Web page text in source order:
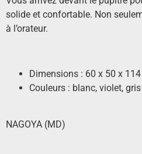
solide et confortable. Non
à l’orateur.
Dimensions : 60 x 50 x
Couleurs : blanc, violet,
NAGOYA (MD)